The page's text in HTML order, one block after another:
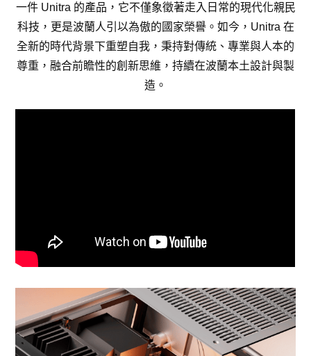
一件 Unitra 的產品，它不僅象徵著走入日常的現代化親民
科技，更是波蘭人引以為傲的國家榮譽。如今，Unitra 在
全新的時代背景下重塑自我，秉持對傳統、專業與人本的
尊重，融合前瞻性的創新思維，持續在波蘭本土設計與製
造。